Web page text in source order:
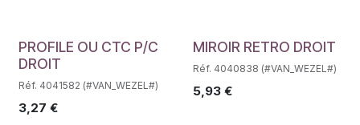
Déstockage
PROFILE OU CTC P/C
DROIT
Réf. 4041582 (#VAN_WEZEL#)
3,27 €
Déstockage
MIROIR RETRO DROIT
Réf. 4040838 (#VAN_WEZEL#)
5,93€